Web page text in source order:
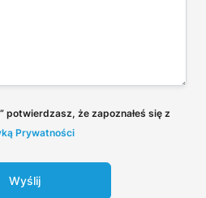
potwierdzasz, że zapoznałeś się z
Prywatności
Wyślij